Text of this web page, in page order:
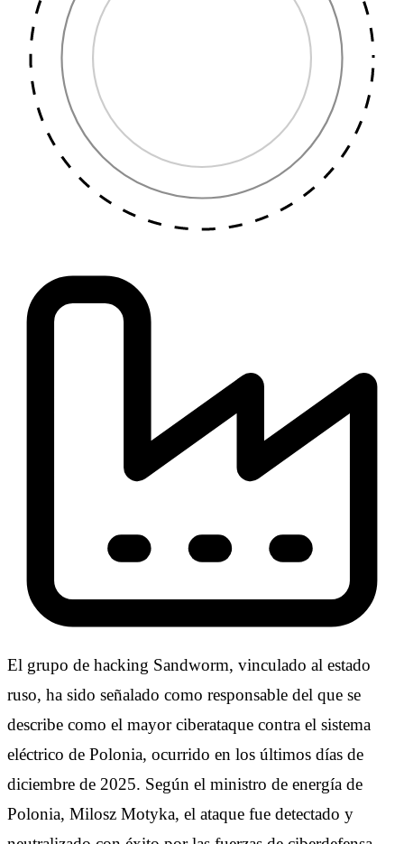
El grupo de hacking Sandworm, vinculado al estado
ruso, ha sido señalado como responsable del que se
describe como el mayor ciberataque contra el sistema
eléctrico de Polonia, ocurrido en los últimos días de
diciembre de 2025. Según el ministro de energía de
Polonia, Milosz Motyka, el ataque fue detectado y